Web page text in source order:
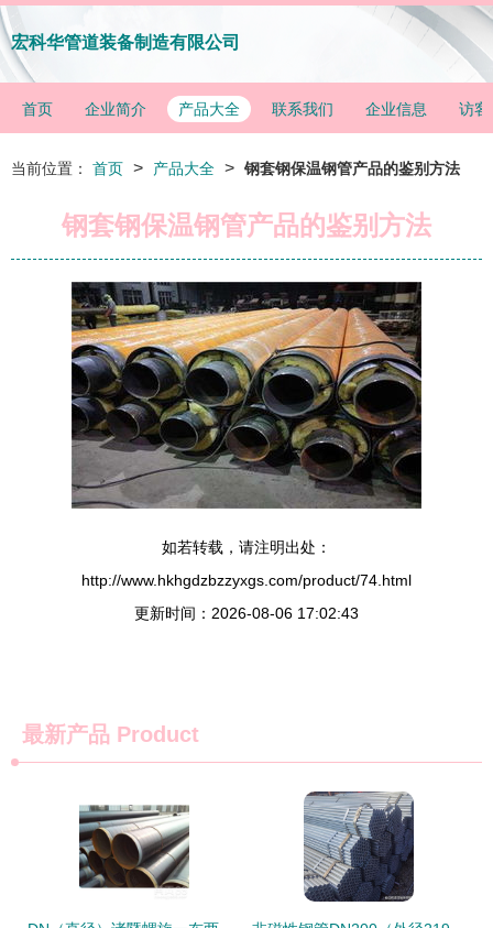
宏科华管道装备制造有限公司
首页 企业简介 产品大全 联系我们 企业信息 访客
当前位置： 首页 > 产品大全 > 钢套钢保温钢管产品的鉴别方法
钢套钢保温钢管产品的鉴别方法
如若转载，请注明出处：
http://www.hkhgdzbzzyxgs.com/product/74.html
更新时间：2026-08-06 17:02:43
最新产品 Product